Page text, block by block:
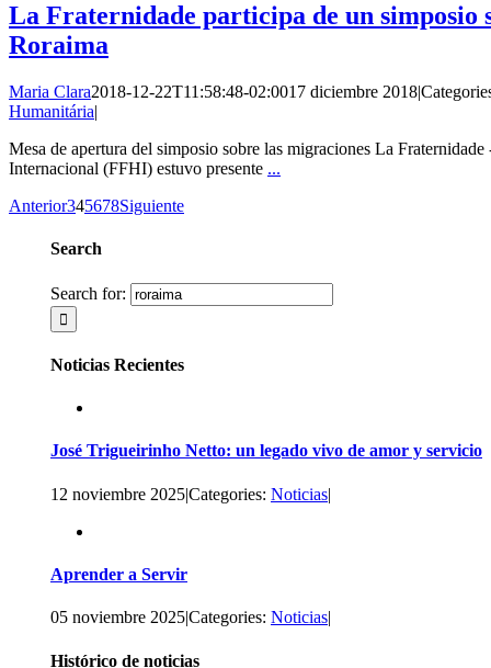
La Fraternidade participa de un simposio
Roraima
Maria Clara2018-12-22T11:58:48-02:0017 diciembre 2018|
Humanitária|
Mesa de apertura del simposio sobre las migraciones La
Internacional (FFHI) estuvo presente ...
Anterior345678Siguiente
Search
Search for:
Noticias Recientes
José Trigueirinho Netto: un legado vivo de amor y servicio
12 noviembre 2025|Categories: Noticias|
Aprender a Servir
05 noviembre 2025|Categories: Noticias|
Histórico de noticias